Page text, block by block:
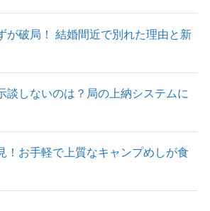
が破局！ 結婚間近で別れた理由と新
談しないのは？局の上納システムに
！お手軽で上質なキャンプめしが食